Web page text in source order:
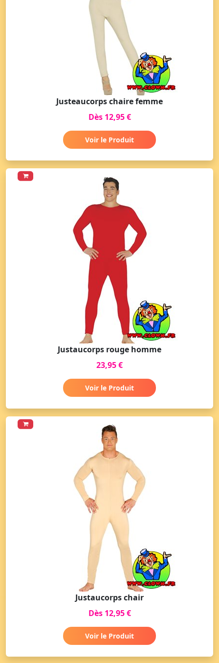
Justeaucorps chaire femme
Dès 12,95 €
Voir le Produit
Justaucorps rouge homme
23,95 €
Voir le Produit
Justaucorps chair
Dès 12,95 €
Voir le Produit